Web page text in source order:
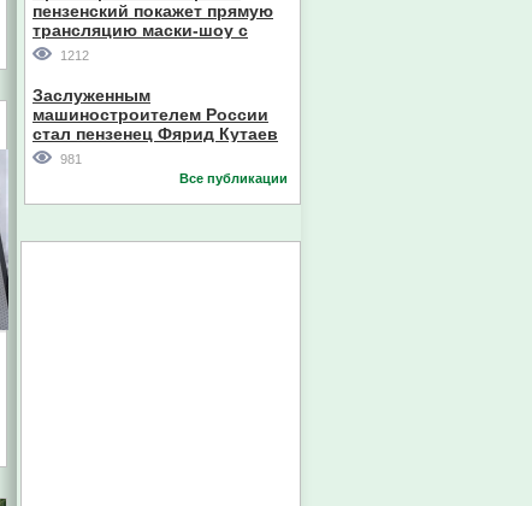
пензенский покажет прямую
трансляцию маски-шоу с
участием компании из Южной
1212
Заслуженным
машиностроителем России
стал пензенец Фярид Кутаев
981
Все публикации